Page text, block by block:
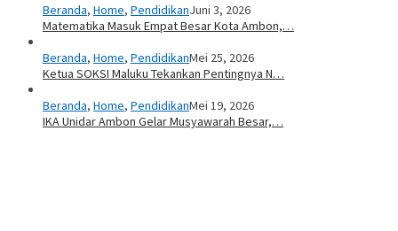
Beranda, Home, PendidikanJuni 3, 2026
Matematika Masuk Empat Besar Kota Ambon,…
Beranda, Home, PendidikanMei 25, 2026
Ketua SOKSI Maluku Tekankan Pentingnya N…
Beranda, Home, PendidikanMei 19, 2026
IKA Unidar Ambon Gelar Musyawarah Besar,…